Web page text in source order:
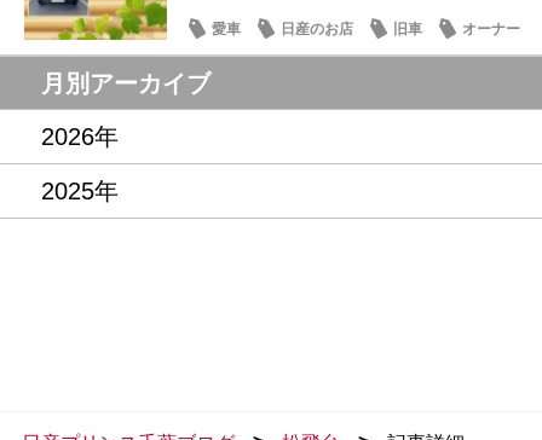
愛車 日産のお店 旧車 オーナー
月別アーカイブ
2026年
2025年